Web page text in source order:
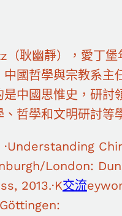
耿幽靜），愛丁堡
國哲學與宗教系主
是中國思惟史，研討
哲學和文明研討等
·Understanding
London:
2013.·K交流